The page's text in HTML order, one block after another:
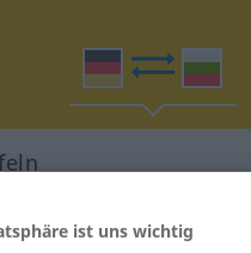
ist uns wichtig